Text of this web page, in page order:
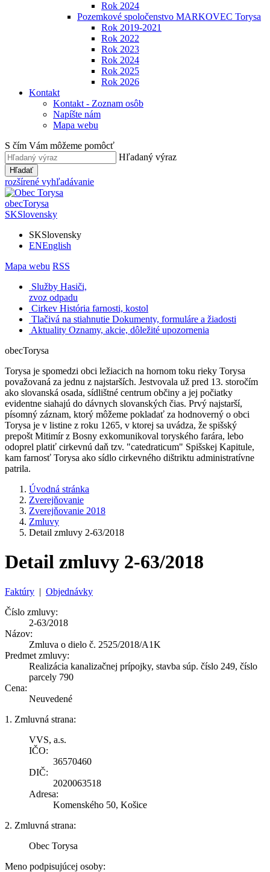
Rok 2024
Pozemkové spoločenstvo MARKOVEC Torysa
Rok 2019-2021
Rok 2022
Rok 2023
Rok 2024
Rok 2025
Rok 2026
Kontakt
Kontakt - Zoznam osôb
Napíšte nám
Mapa webu
S čím Vám môžeme pomôcť
Hľadaný výraz
Hľadať
rozšírené vyhľadávanie
obecTorysa
SKSlovensky
SKSlovensky
ENEnglish
Mapa webu RSS
Služby Hasiči,
zvoz odpadu
Cirkev História farnosti, kostol
Tlačivá na stiahnutie Dokumenty, formuláre a žiadosti
Aktuality Oznamy, akcie, dôležité upozornenia
obecTorysa
Torysa je spomedzi obci ležiacich na hornom toku rieky Torysa
považovaná za jednu z najstarších. Jestvovala už pred 13. storočím
ako slovanská osada, sídlištné centrum občiny a jej počiatky
evidentne siahajú do dávnych slovanských čias. Prvý najstarší,
písomný záznam, ktorý môžeme pokladať za hodnoverný o obci
Torysa je v listine z roku 1265, v ktorej sa uvádza, že spišský
prepošt Mitimír z Bosny exkomunikoval toryského farára, lebo
odoprel platiť cirkevnú daň tzv. "catedraticum" Spišskej Kapitule,
kam farnosť Torysa ako sídlo cirkevného dištriktu administratívne
patrila.
Úvodná stránka
Zverejňovanie
Zverejňovanie 2018
Zmluvy
Detail zmluvy 2-63/2018
Detail zmluvy 2-63/2018
Faktúry | Objednávky
Číslo zmluvy:
2-63/2018
Názov:
Zmluva o dielo č. 2525/2018/A1K
Predmet zmluvy:
Realizácia kanalizačnej prípojky, stavba súp. číslo 249, číslo
parcely 790
Cena:
Neuvedené
1. Zmluvná strana:
VVS, a.s.
IČO:
36570460
DIČ:
2020063518
Adresa:
Komenského 50, Košice
2. Zmluvná strana:
Obec Torysa
Meno podpisujúcej osoby: